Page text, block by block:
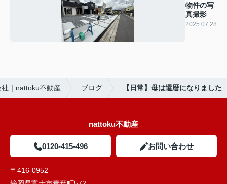
物件の写
真撮影
2025.07.28
｜nattoku不動産 ブログ 【日常】母は還暦になりました
nattoku不動産
0120-415-496 お問い合わせ
〒416-0952